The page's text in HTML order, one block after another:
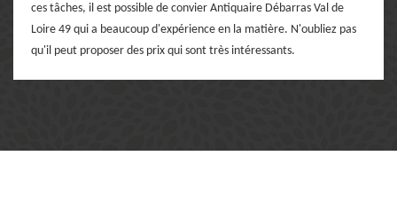
ces tâches, il est possible de convier Antiquaire Débarras Val de
Loire 49 qui a beaucoup d'expérience en la matière. N'oubliez pas
qu'il peut proposer des prix qui sont très intéressants.